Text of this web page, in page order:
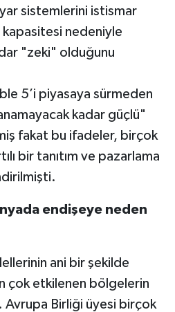
sistemlerini istismar
nedeniyle
"zeki" olduğunu
5’i piyasaya sürmeden
kadar güçlü"
fakat bu ifadeler, birçok
bir tanıtım ve pazarlama
endişeye neden
ani bir şekilde
çok etkilenen bölgelerin
Avrupa Birliği üyesi birçok